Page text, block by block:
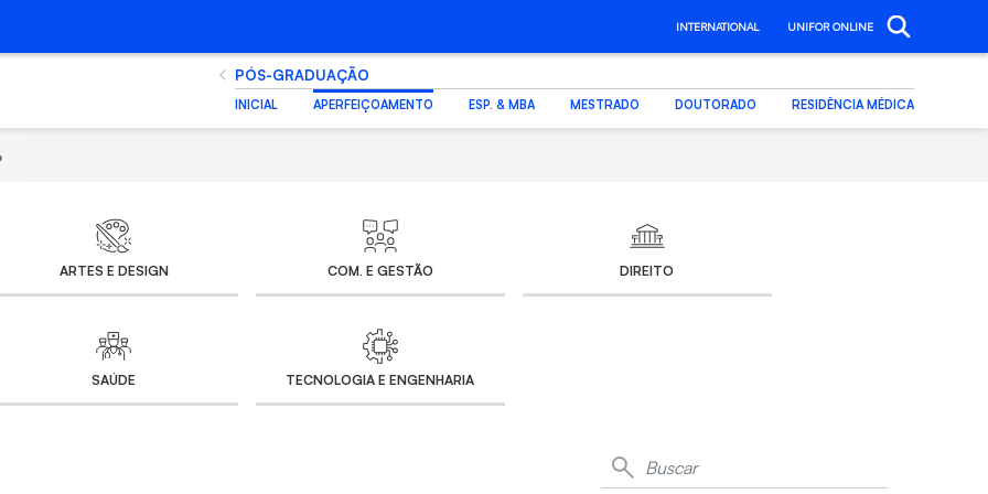
INTERNATIONAL UNIFOR ONLINE
PÓS-GRADUAÇÃO
INICIAL APERFEIÇOAMENTO ESP. & MBA MESTRADO DOUTORADO RESIDÊNCIA MÉDICA
ARTES E DESIGN DIREITO
SAÚDE TECNOLOGIA E ENGENHARIA